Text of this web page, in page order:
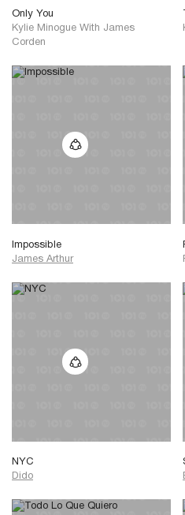
Only You
Kylie Minogue With James
Corden
Impossible
James Arthur
NYC
Dido